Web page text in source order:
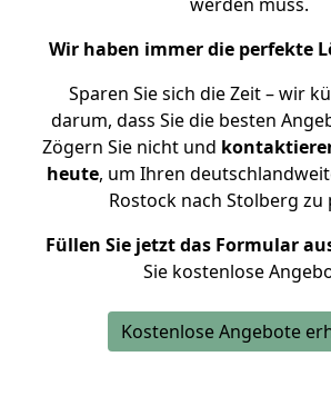
Wir haben immer die perfekte
Sparen Sie sich die Zeit – wir
darum, dass Sie die besten
Zögern Sie nicht und
heute, um Ihren
Rostock nach Stolberg zu
Füllen Sie jetzt das Formular
Sie kostenlose
Kostenlose Angebote